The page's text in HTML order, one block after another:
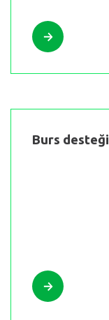
ÜYELIK
GÖNÜLLÜLÜK
KREDI KARTI
Burs